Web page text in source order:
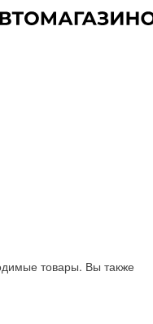
товары. Вы также